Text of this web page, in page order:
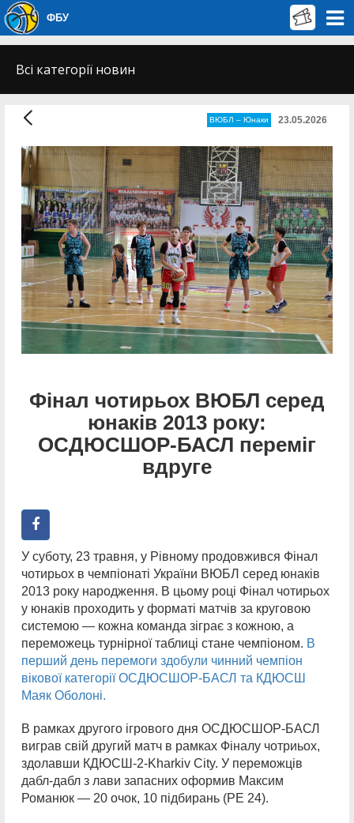
ФБУ
Всі категорії новин
ВЮБЛ – Юнаки 23.05.2026
Фінал чотирьох ВЮБЛ серед
юнаків 2013 року:
ОСДЮСШОР-БАСЛ переміг
вдруге
У суботу, 23 травня, у Рівному продовжився Фінал
чотирьох в чемпіонаті України ВЮБЛ серед юнаків
2013 року народження. В цьому році Фінал чотирьох
у юнаків проходить у форматі матчів за круговою
системою — кожна команда зіграє з кожною, а
переможець турнірної таблиці стане чемпіоном. В
перший день перемоги здобули чинний чемпіон
вікової категорії ОСДЮСШОР-БАСЛ та КДЮСШ
Маяк Оболоні.
В рамках другого ігрового дня ОСДЮСШОР-БАСЛ
виграв свій другий матч в рамках Фіналу чотриьох,
здолавши КДЮСШ-2-Kharkiv City. У переможців
дабл-дабл з лави запасних оформив Максим
Романюк — 20 очок, 10 підбирань (РЕ 24).